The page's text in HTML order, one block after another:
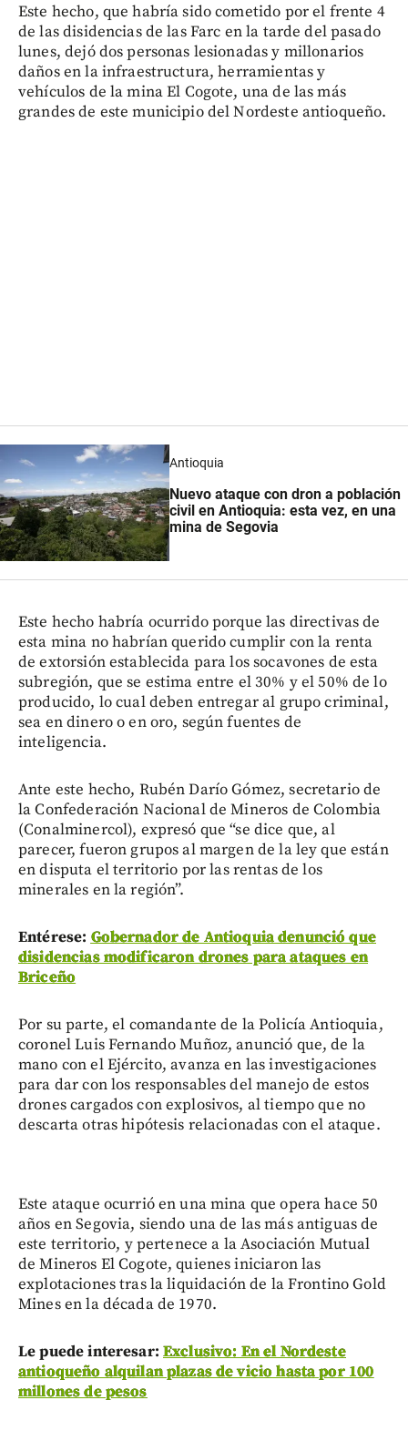
Este hecho, que habría sido cometido por el frente 4
de las disidencias de las Farc en la tarde del pasado
lunes, dejó dos personas lesionadas y millonarios
daños en la infraestructura, herramientas y
vehículos de la mina El Cogote, una de las más
grandes de este municipio del Nordeste antioqueño.
Antioquia
Nuevo ataque con dron a población
civil en Antioquia: esta vez, en una
mina de Segovia
Este hecho habría ocurrido porque las directivas de
esta mina no habrían querido cumplir con la renta
de extorsión establecida para los socavones de esta
subregión, que se estima entre el 30% y el 50% de lo
producido, lo cual deben entregar al grupo criminal,
sea en dinero o en oro, según fuentes de
inteligencia.
Ante este hecho, Rubén Darío Gómez, secretario de
la Confederación Nacional de Mineros de Colombia
(Conalminercol), expresó que “se dice que, al
parecer, fueron grupos al margen de la ley que están
en disputa el territorio por las rentas de los
minerales en la región”.
Entérese: Gobernador de Antioquia denunció que
disidencias modificaron drones para ataques en
Briceño
Por su parte, el comandante de la Policía Antioquia,
coronel Luis Fernando Muñoz, anunció que, de la
mano con el Ejército, avanza en las investigaciones
para dar con los responsables del manejo de estos
drones cargados con explosivos, al tiempo que no
descarta otras hipótesis relacionadas con el ataque.
Este ataque ocurrió en una mina que opera hace 50
años en Segovia, siendo una de las más antiguas de
este territorio, y pertenece a la Asociación Mutual
de Mineros El Cogote, quienes iniciaron las
explotaciones tras la liquidación de la Frontino Gold
Mines en la década de 1970.
Le puede interesar: Exclusivo: En el Nordeste
antioqueño alquilan plazas de vicio hasta por 100
millones de pesos